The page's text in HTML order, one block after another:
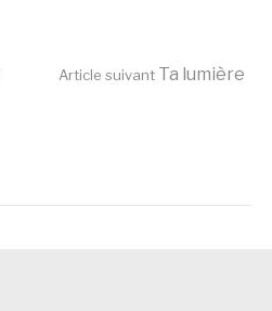
Article suivant Ta lumière